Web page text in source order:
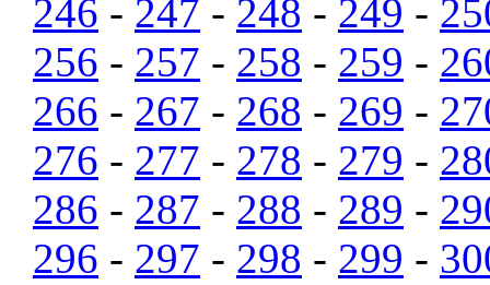
246 - 247 - 248 - 249 -
256 - 257 - 258 - 259 -
266 - 267 - 268 - 269 -
276 - 277 - 278 - 279 -
286 - 287 - 288 - 289 -
296 - 297 - 298 - 299 -